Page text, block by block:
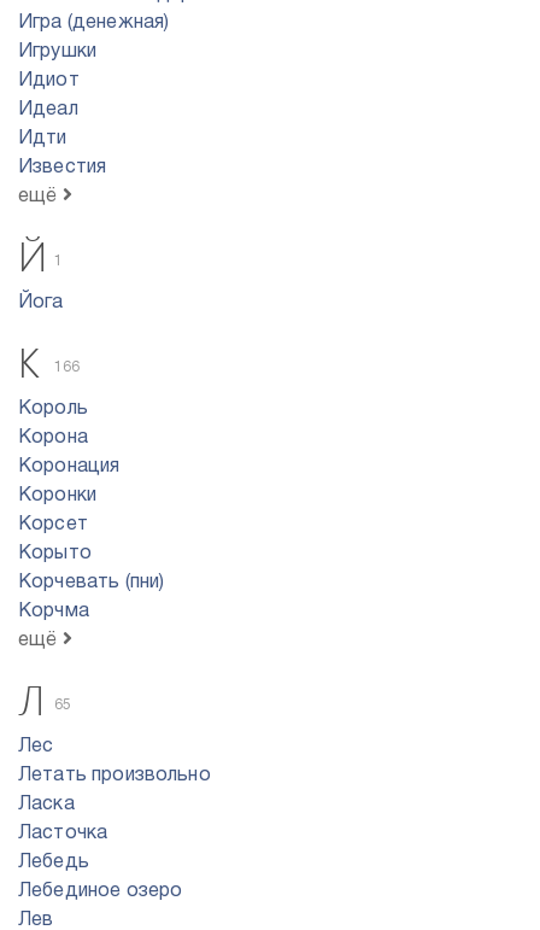
Игра (денежная)
Игрушки
Идиот
Идеал
Идти
Известия
ещё
Й 1
Йога
К 166
Король
Корона
Коронация
Коронки
Корсет
Корыто
Корчевать (пни)
Корчма
ещё
Л 65
Лес
Летать произвольно
Ласка
Ласточка
Лебедь
Лебединое озеро
Лев